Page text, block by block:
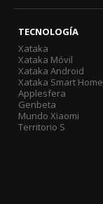
TECNOLOGÍA
Xataka
Xataka Móvil
Xataka Android
Xataka Smart Home
Applesfera
Genbeta
Mundo Xiaomi
Territorio S